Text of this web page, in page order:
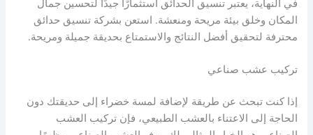
في النهاية، يعتبر تنسيق الحدائق استثمارًا جيدًا لتحسين جمال
المكان وخلق بيئة مريحة ومنعشة. استعن بشركة تنسيق حدائق
محترفة لتحقيق أفضل النتائج والاستمتاع بحديقة جميلة ومريحة.
تركيب عشب صناعي
إذا كنت تبحث عن طريقة لإضافة لمسة خضراء إلى حديقتك دون
الحاجة إلى الاعتناء بالعشب الطبيعي، فإن تركيب العشب